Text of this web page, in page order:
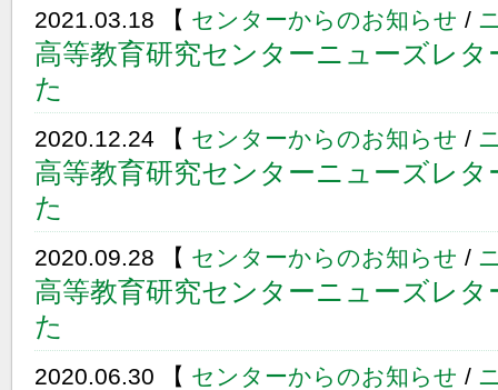
2021.03.18 【 センターからのお知らせ /
高等教育研究センターニューズレ
た
2020.12.24 【 センターからのお知らせ /
高等教育研究センターニューズレ
た
2020.09.28 【 センターからのお知らせ /
高等教育研究センターニューズレ
た
2020.06.30 【 センターからのお知らせ /